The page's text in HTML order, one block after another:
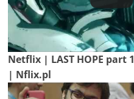
Netflix | LAST HOPE
| Nflix.pl